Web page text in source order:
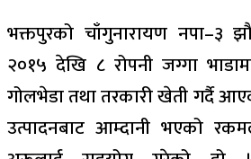
भक्तपुरको चाँगुनारायण नपा–३
२०१५ देखि ८ रोपनी जग्गा
गोलभेडा तथा तरकारी खेती गर्दै
उत्पादनबाट आम्दानी भएको